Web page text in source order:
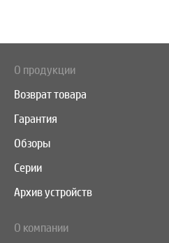
О продукции
Возврат товара
Гарантия
Обзоры
Серии
Архив устройств
О компании